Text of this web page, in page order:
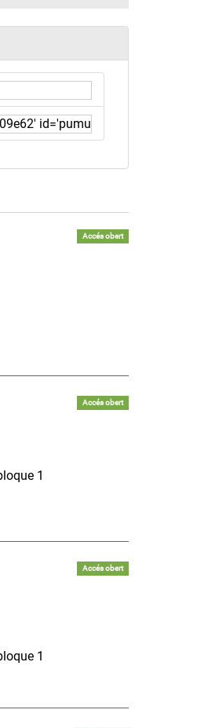
Accés obert
Accés obert
1
Accés obert
1